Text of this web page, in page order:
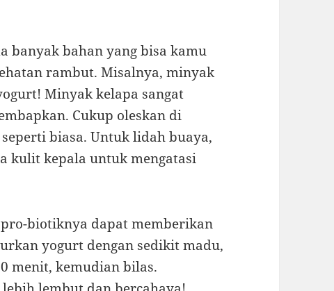
banyak bahan yang bisa kamu
rambut. Misalnya, minyak
Minyak kelapa sangat
Cukup oleskan di
biasa. Untuk lidah buaya,
kulit kepala untuk mengatasi
pro-biotiknya dapat memberikan
yogurt dengan sedikit madu,
menit, kemudian bilas.